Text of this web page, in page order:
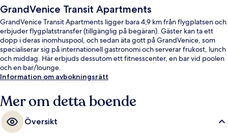
GrandVenice Transit Apartments
GrandVenice Transit Apartments ligger bara 4,9 km från flygplatsen och
erbjuder flygplatstransfer (tillgänglig på begäran). Gäster kan ta ett
dopp i deras inomhuspool, och sedan äta gott på GrandVenice, som
specialiserar sig på internationell gastronomi och serverar frukost, lunch
och middag. Här erbjuds dessutom ett fitnesscenter, en bar vid poolen
och en bar/lounge.
Information om avbokningsrätt
Mer om detta boende
Översikt